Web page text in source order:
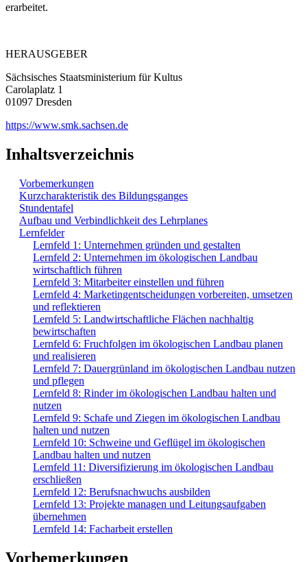
erarbeitet.
HERAUSGEBER
Sächsisches Staatsministerium für Kultus
Carolaplatz 1
01097 Dresden
https://www.smk.sachsen.de
Inhaltsverzeichnis
Vorbemerkungen
Kurzcharakteristik des Bildungsganges
Stundentafel
Aufbau und Verbindlichkeit des Lehrplanes
Lernfelder
Lernfeld 1: Unternehmen gründen und gestalten
Lernfeld 2: Unternehmen im ökologischen Landbau
wirtschaftlich führen
Lernfeld 3: Mitarbeiter einstellen und führen
Lernfeld 4: Marketingentscheidungen vorbereiten, umsetzen
und reflektieren
Lernfeld 5: Landwirtschaftliche Flächen nachhaltig
bewirtschaften
Lernfeld 6: Fruchfolgen im ökologischen Landbau planen
und realisieren
Lernfeld 7: Dauergrünland im ökologischen Landbau nutzen
und pflegen
Lernfeld 8: Rinder im ökologischen Landbau halten und
nutzen
Lernfeld 9: Schafe und Ziegen im ökologischen Landbau
halten und nutzen
Lernfeld 10: Schweine und Geflügel im ökologischen
Landbau halten und nutzen
Lernfeld 11: Diversifizierung im ökologischen Landbau
erschließen
Lernfeld 12: Berufsnachwuchs ausbilden
Lernfeld 13: Projekte managen und Leitungsaufgaben
übernehmen
Lernfeld 14: Facharbeit erstellen
Vorbemerkungen